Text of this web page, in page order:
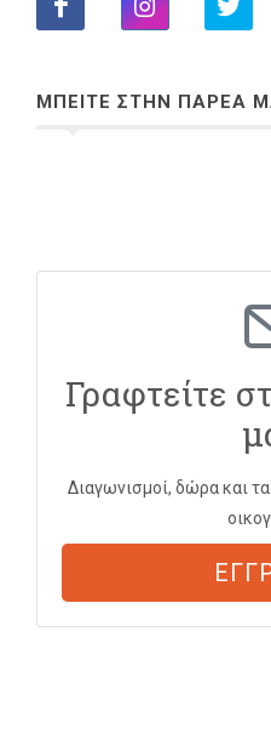
ΜΠΕΙΤΕ ΣΤΗΝ ΠΑΡΕΑ
Γραφτείτε
Διαγωνισμοί, δώρα και τα